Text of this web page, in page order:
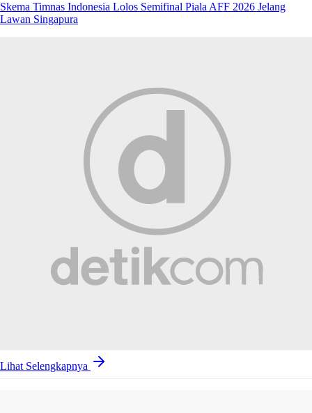
Skema Timnas Indonesia Lolos Semifinal Piala AFF 2026 Jelang
Lawan Singapura
Lihat Selengkapnya